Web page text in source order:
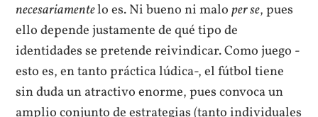
necesariamentelo es. Ni bueno ni maloper se, pues
ello depende justamente de qué tipo de
identidades se pretende reivindicar. Como juego -
esto es, en tanto práctica lúdica-, el fútbol tiene
sin duda un atractivo enorme, pues convoca un
amplio conjunto de estrategias (tanto individuales